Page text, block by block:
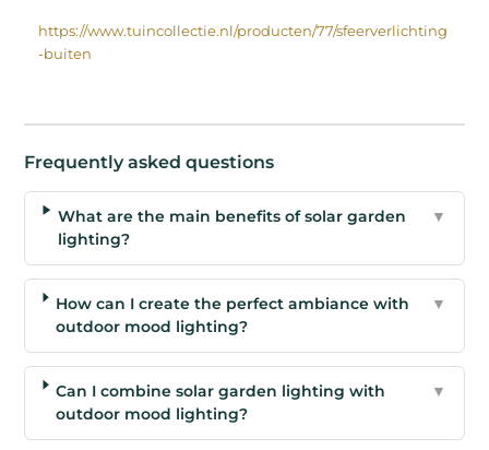
https://www.tuincollectie.nl/producten/77/sfeerverlichting
-buiten
Frequently asked questions
What are the main benefits of solar garden
lighting?
▼
How can I create the perfect ambiance with
outdoor mood lighting?
▼
Can I combine solar garden lighting with
outdoor mood lighting?
▼